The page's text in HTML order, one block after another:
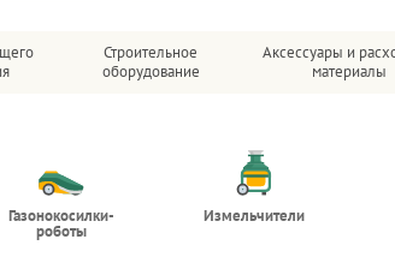
Строительное
оборудование
Аксессуары и
материалы
Газонокосилки-
роботы
Измельчители